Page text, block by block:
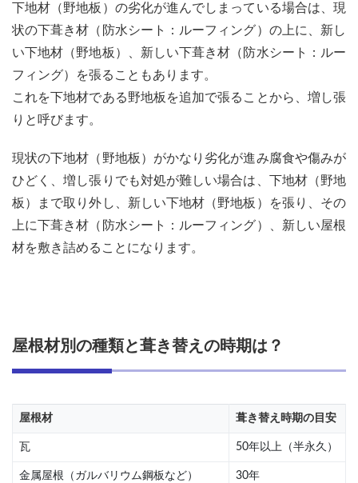
性が
高く
なる
4.3
新し
い屋
の長
ーカ
証
5
屋根
葺き
5.1
費用
いと
ころ
期間
下地材（野地板）の劣化が進んでしまっている場合は、現
状の下葺き材（防水シート：ルーフィング）の上に、新し
い下地材（野地板）、新しい下葺き材（防水シート：ルー
フィング）を張ることもあります。
これを下地材である野地板を追加で張ることから、増し張
りと呼びます。
現状の下地材（野地板）がかなり劣化が進み腐食や傷みが
ひどく、増し張りでも対処が難しい場合は、下地材（野地
板）まで取り外し、新しい下地材（野地板）を張り、その
上に下葺き材（防水シート：ルーフィング）、新しい屋根
材を敷き詰めることになります。
屋根材別の種類と葺き替えの時期は？
屋根材 葺き替え時期の目安
瓦 50年以上（半永久）
金属屋根（ガルバリウム鋼板など） 30年